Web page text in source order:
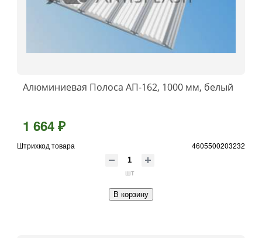
Алюминиевая Полоса АП-162, 1000 мм, белый
1 664 ₽
Штрихкод товара 4605500203232
шт
В корзину